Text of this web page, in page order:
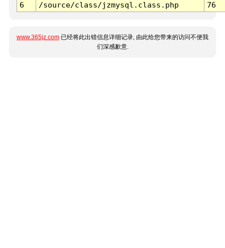
6
/source/class/jzmysql.class.php 76
www.365jz.com 已经将此出错信息详细记录, 由此给您带来的访问不便我
们深感歉意.